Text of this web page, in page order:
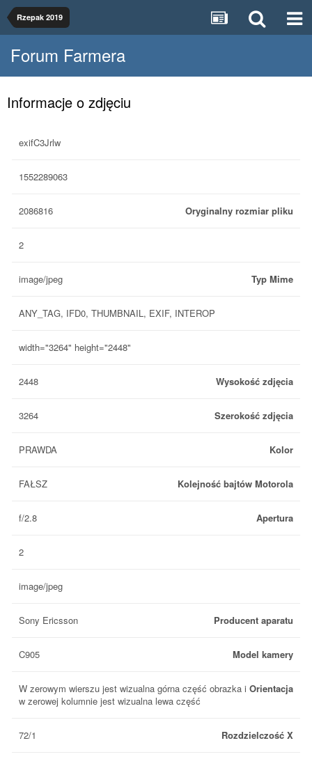
Rzepak 2019
Forum Farmera
Informacje o zdjęciu
exifC3Jrlw
1552289063
Oryginalny rozmiar pliku
2086816
2
Typ Mime
image/jpeg
ANY_TAG, IFD0, THUMBNAIL, EXIF, INTEROP
width="3264" height="2448"
Wysokość zdjęcia
2448
Szerokość zdjęcia
3264
Kolor
PRAWDA
Kolejność bajtów Motorola
FAŁSZ
Apertura
f/2.8
2
image/jpeg
Producent aparatu
Sony Ericsson
Model kamery
C905
Orientacja
W zerowym wierszu jest wizualna górna część obrazka i
w zerowej kolumnie jest wizualna lewa część
Rozdzielczość X
72/1